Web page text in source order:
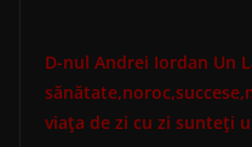
D-nul Andrei Iordan Un
viaţa de zi cu zi sunteţi